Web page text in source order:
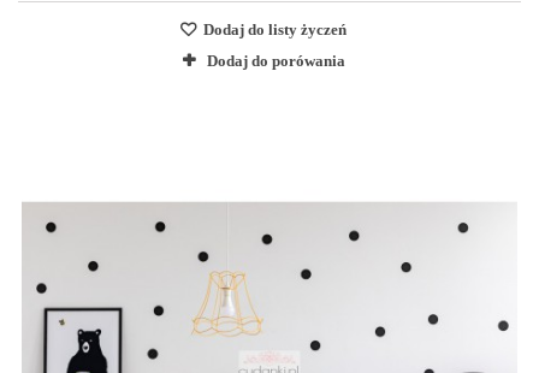
Dodaj do listy życzeń
Dodaj do porówania